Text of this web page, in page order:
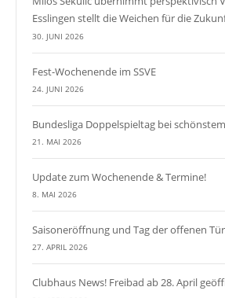
Esslingen stellt die Weichen für die
30. JUNI 2026
Fest-Wochenende im SSVE
24. JUNI 2026
Bundesliga Doppelspieltag bei
21. MAI 2026
Update zum Wochenende & Termine!
8. MAI 2026
Saisoneröffnung und Tag der offenen
27. APRIL 2026
Clubhaus News! Freibad ab 28. April